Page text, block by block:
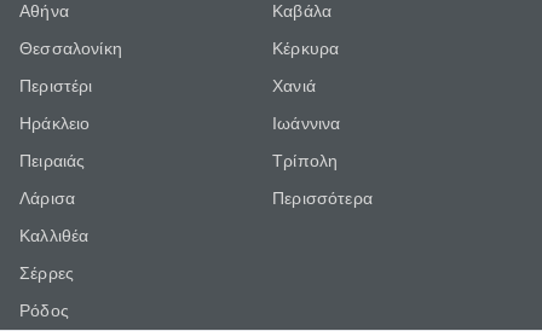
Αθήνα
Θεσσαλονίκη
Περιστέρι
Ηράκλειο
Πειραιάς
Λάρισα
Καλλιθέα
Σέρρες
Ρόδος
Καβάλα
Κέρκυρα
Χανιά
Ιωάννινα
Τρίπολη
Περισσότερα